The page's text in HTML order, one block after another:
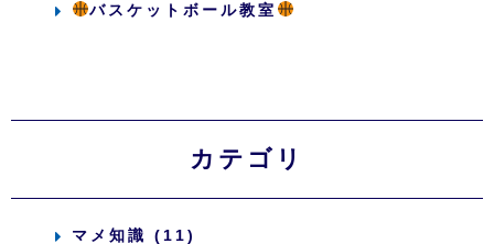
バスケットボール教室
カテゴリ
マメ知識 (11)